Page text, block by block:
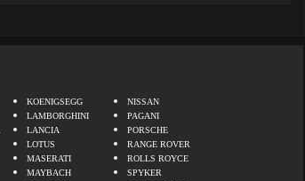
KOENIGSEGG
LAMBORGHINI
LANCIA
LOTUS
MASERATI
MAYBACH
NISSAN
PAGANI
PORSCHE
RANGE ROVER
ROLLS ROYCE
SPYKER